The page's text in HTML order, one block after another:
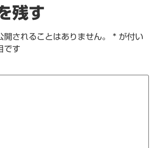
残す
開されることはありません。 * が付い
です